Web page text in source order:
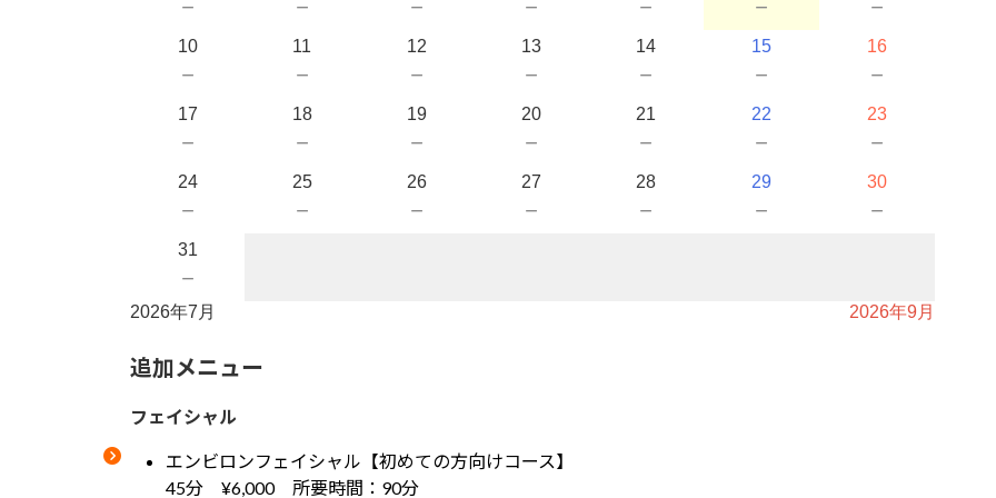
－ － － － － － －
10
－
11
－
12
－
13
－
14
－
15
－
16
－
17
－
18
－
19
－
20
－
21
－
22
－
23
－
24
－
25
－
26
－
27
－
28
－
29
－
30
－
31
－
2026年7月 2026年9月
追加メニュー
フェイシャル
エンビロンフェイシャル【初めての方向けコース】
45分 ¥6,000 所要時間：90分